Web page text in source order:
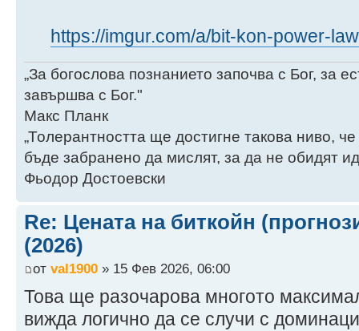
1.4 years -10.8 %
2021 $47,439
1.5 years -10.3 %
2022 $28,192
1.6 years -9.1 %
2023 $28,859
1.7 years -8.4 %
2024 $65,972
2025 $101,656
% 2.0 years -7.5
2026
2.1 years -6.7 %
2027
2.2 years -6.3 %
https://imgur.com/a/bit-kon-power-
„За богослова познанието започва с Бог, за
завършва с Бог."
Макс Планк
„Толерантността ще достигне такова ниво,
бъде забранено да мислят, за да не обидят
Фьодор Достоевски
Re: Цената на биткойн
(2026)
от val1900 » 15 Фев 2026, 06:00
Това ще разочарова многото
вижда логично да се случи с